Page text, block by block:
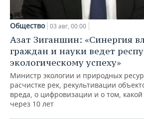
Общество 03 авг, 00:00
Азат Зиганшин: «Синергия
граждан и науки ведет
экологическому успеху»
Министр экологии и природных
расчистке рек, рекультивации
вреда, о цифровизации и о том, какой
через 10 лет